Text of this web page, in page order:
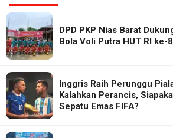
DPD PKP Nias Barat
Bola Voli Putra HUT RI ke-
Inggris Raih Perunggu
Kalahkan Perancis,
Sepatu Emas FIFA?